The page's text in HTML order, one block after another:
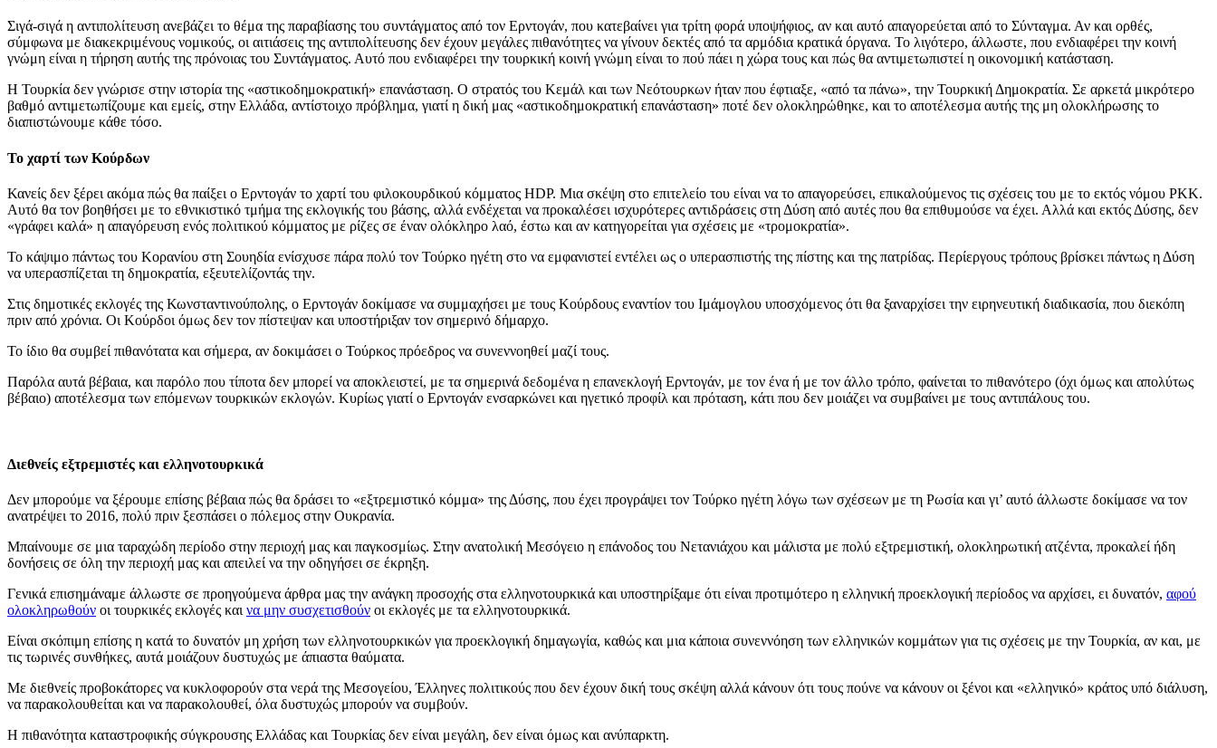
Σιγά-σιγά η αντιπολίτευση ανεβάζει το θέμα της παραβίασης του συντάγματος από τον Ερντογάν, που κατεβαίνει για τρίτη φορά υποψήφιος, αν και αυτό απαγορεύεται από το Σύνταγμα. Αν και ορθές,
σύμφωνα με διακεκριμένους νομικούς, οι αιτιάσεις της αντιπολίτευσης δεν έχουν μεγάλες πιθανότητες να γίνουν δεκτές από τα αρμόδια κρατικά όργανα. Το λιγότερο, άλλωστε, που ενδιαφέρει την κοινή
γνώμη είναι η τήρηση αυτής της πρόνοιας του Συντάγματος. Αυτό που ενδιαφέρει την τουρκική κοινή γνώμη είναι το πού πάει η χώρα τους και πώς θα αντιμετωπιστεί η οικονομική κατάσταση.
Η Τουρκία δεν γνώρισε στην ιστορία της «αστικοδημοκρατική» επανάσταση. Ο στρατός του Κεμάλ και των Νεότουρκων ήταν που έφτιαξε, «από τα πάνω», την Τουρκική Δημοκρατία. Σε αρκετά μικρότερο
βαθμό αντιμετωπίζουμε και εμείς, στην Ελλάδα, αντίστοιχο πρόβλημα, γιατί η δική μας «αστικοδημοκρατική επανάσταση» ποτέ δεν ολοκληρώθηκε, και το αποτέλεσμα αυτής της μη ολοκλήρωσης το
διαπιστώνουμε κάθε τόσο.
Το χαρτί των Κούρδων
Κανείς δεν ξέρει ακόμα πώς θα παίξει ο Ερντογάν το χαρτί του φιλοκουρδικού κόμματος HDP. Μια σκέψη στο επιτελείο του είναι να το απαγορεύσει, επικαλούμενος τις σχέσεις του με το εκτός νόμου PKK.
Αυτό θα τον βοηθήσει με το εθνικιστικό τμήμα της εκλογικής του βάσης, αλλά ενδέχεται να προκαλέσει ισχυρότερες αντιδράσεις στη Δύση από αυτές που θα επιθυμούσε να έχει. Αλλά και εκτός Δύσης, δεν
«γράφει καλά» η απαγόρευση ενός πολιτικού κόμματος με ρίζες σε έναν ολόκληρο λαό, έστω και αν κατηγορείται για σχέσεις με «τρομοκρατία».
Το κάψιμο πάντως του Κορανίου στη Σουηδία ενίσχυσε πάρα πολύ τον Τούρκο ηγέτη στο να εμφανιστεί εντέλει ως ο υπερασπιστής της πίστης και της πατρίδας. Περίεργους τρόπους βρίσκει πάντως η Δύση
να υπερασπίζεται τη δημοκρατία, εξευτελίζοντάς την.
Στις δημοτικές εκλογές της Κωνσταντινούπολης, ο Ερντογάν δοκίμασε να συμμαχήσει με τους Κούρδους εναντίον του Ιμάμογλου υποσχόμενος ότι θα ξαναρχίσει την ειρηνευτική διαδικασία, που διεκόπη
πριν από χρόνια. Οι Κούρδοι όμως δεν τον πίστεψαν και υποστήριξαν τον σημερινό δήμαρχο.
Το ίδιο θα συμβεί πιθανότατα και σήμερα, αν δοκιμάσει ο Τούρκος πρόεδρος να συνεννοηθεί μαζί τους.
Παρόλα αυτά βέβαια, και παρόλο που τίποτα δεν μπορεί να αποκλειστεί, με τα σημερινά δεδομένα η επανεκλογή Ερντογάν, με τον ένα ή με τον άλλο τρόπο, φαίνεται το πιθανότερο (όχι όμως και απολύτως
βέβαιο) αποτέλεσμα των επόμενων τουρκικών εκλογών. Κυρίως γιατί ο Ερντογάν ενσαρκώνει και ηγετικό προφίλ και πρόταση, κάτι που δεν μοιάζει να συμβαίνει με τους αντιπάλους του.
Διεθνείς εξτρεμιστές και ελληνοτουρκικά
Δεν μπορούμε να ξέρουμε επίσης βέβαια πώς θα δράσει το «εξτρεμιστικό κόμμα» της Δύσης, που έχει προγράψει τον Τούρκο ηγέτη λόγω των σχέσεων με τη Ρωσία και γι’ αυτό άλλωστε δοκίμασε να τον
ανατρέψει το 2016, πολύ πριν ξεσπάσει ο πόλεμος στην Ουκρανία.
Μπαίνουμε σε μια ταραχώδη περίοδο στην περιοχή μας και παγκοσμίως. Στην ανατολική Μεσόγειο η επάνοδος του Νετανιάχου και μάλιστα με πολύ εξτρεμιστική, ολοκληρωτική ατζέντα, προκαλεί ήδη
δονήσεις σε όλη την περιοχή μας και απειλεί να την οδηγήσει σε έκρηξη.
Γενικά επισημάναμε άλλωστε σε προηγούμενα άρθρα μας την ανάγκη προσοχής στα ελληνοτουρκικά και υποστηρίξαμε ότι είναι προτιμότερο η ελληνική προεκλογική περίοδος να αρχίσει, ει δυνατόν, αφού
ολοκληρωθούν οι τουρκικές εκλογές καινα μην συσχετισθούν οι εκλογές με τα ελληνοτουρκικά.
Είναι σκόπιμη επίσης η κατά το δυνατόν μη χρήση των ελληνοτουρκικών για προεκλογική δημαγωγία, καθώς και μια κάποια συνεννόηση των ελληνικών κομμάτων για τις σχέσεις με την Τουρκία, αν και, με
τις τωρινές συνθήκες, αυτά μοιάζουν δυστυχώς με άπιαστα θαύματα.
Με διεθνείς προβοκάτορες να κυκλοφορούν στα νερά της Μεσογείου, Έλληνες πολιτικούς που δεν έχουν δική τους σκέψη αλλά κάνουν ότι τους πούνε να κάνουν οι ξένοι και «ελληνικό» κράτος υπό διάλυση,
να παρακολουθείται και να παρακολουθεί, όλα δυστυχώς μπορούν να συμβούν.
Η πιθανότητα καταστροφικής σύγκρουσης Ελλάδας και Τουρκίας δεν είναι μεγάλη, δεν είναι όμως και ανύπαρκτη.